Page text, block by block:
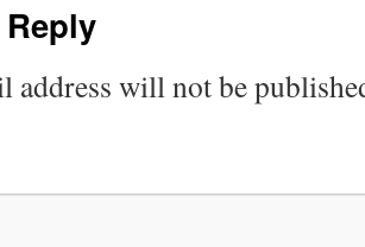
Reply
address will not be